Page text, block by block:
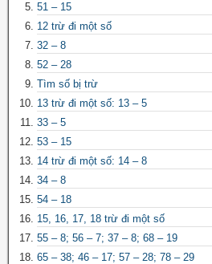
51 – 15
12 trừ đi một số
32 – 8
52 – 28
Tìm số bị trừ
13 trừ đi một số: 13 – 5
33 – 5
53 – 15
14 trừ đi một số: 14 – 8
34 – 8
54 – 18
15, 16, 17, 18 trừ đi một số
55 – 8; 56 – 7; 37 – 8; 68 – 19
65 – 38; 46 – 17; 57 – 28; 78 – 29